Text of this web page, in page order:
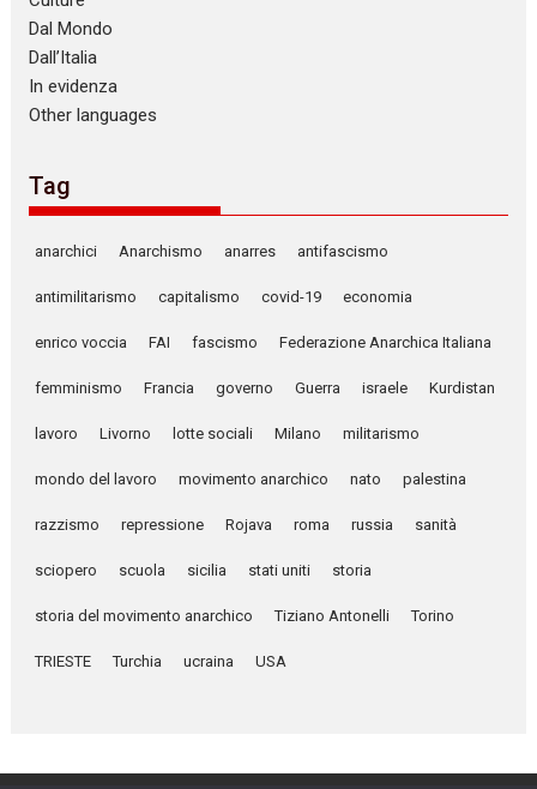
Dal Mondo
Dall’Italia
In evidenza
Other languages
Tag
anarchici Anarchismo anarres antifascismo
antimilitarismo capitalismo covid-19 economia
enrico voccia FAI fascismo Federazione Anarchica Italiana
femminismo Francia governo Guerra israele Kurdistan
lavoro Livorno lotte sociali Milano militarismo
mondo del lavoro movimento anarchico nato palestina
razzismo repressione Rojava roma russia sanità
sciopero scuola sicilia stati uniti storia
storia del movimento anarchico Tiziano Antonelli Torino
TRIESTE Turchia ucraina USA